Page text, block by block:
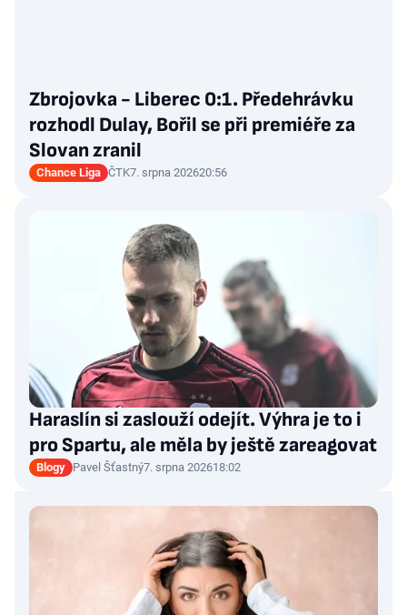
Zbrojovka - Liberec 0:1. Předehrávku
rozhodl Dulay, Bořil se při premiéře za
Slovan zranil
Chance Liga ČTK7. srpna 202620:56
Haraslín si zaslouží odejít. Výhra je to i
pro Spartu, ale měla by ještě zareagovat
Blogy Pavel Šťastný7. srpna 202618:02